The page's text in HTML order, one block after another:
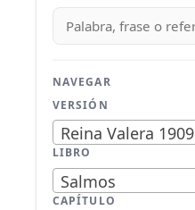
NAVEGAR
VERSIÓN
Reina Valera 1909
LIBRO
Salmos
CAPÍTULO